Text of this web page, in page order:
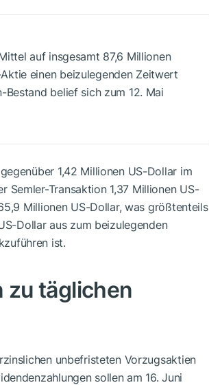
auf insgesamt 87,6 Millionen
einen beizulegenden Zeitwert
belief sich zum 12. Mai
1,42 Millionen US-Dollar im
Transaktion 1,37 Millionen US-
Millionen US-Dollar, was größtenteils
Dollar aus zum beizulegenden
ist.
zu täglichen
unbefristeten Vorzugsaktien
sollen am 16. Juni